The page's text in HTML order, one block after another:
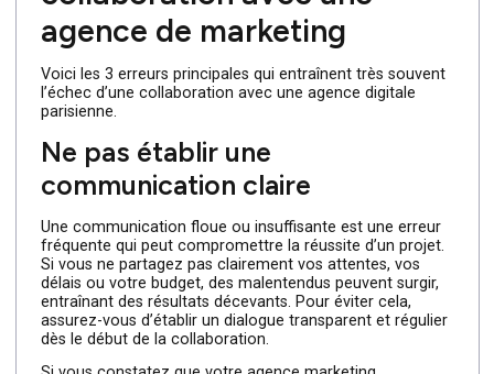
Si vous ne vérifiez pas si l’agence maîtrise votre secteur
d’activité ou les services dont vous avez besoin, vous
risquez de vous retrouver avec une stratégie générique,
loin de répondre à vos enjeux spécifiques. Assurez-vous
toujours que l’agence choisie possède une expertise
alignée sur vos objectifs,
vos ressources internes.
Les erreurs dans la
collaboration avec une
agence de marketing
Voici les 3 erreurs principales qui entraînent très souvent
l’échec d’une collaboration avec une agence digitale